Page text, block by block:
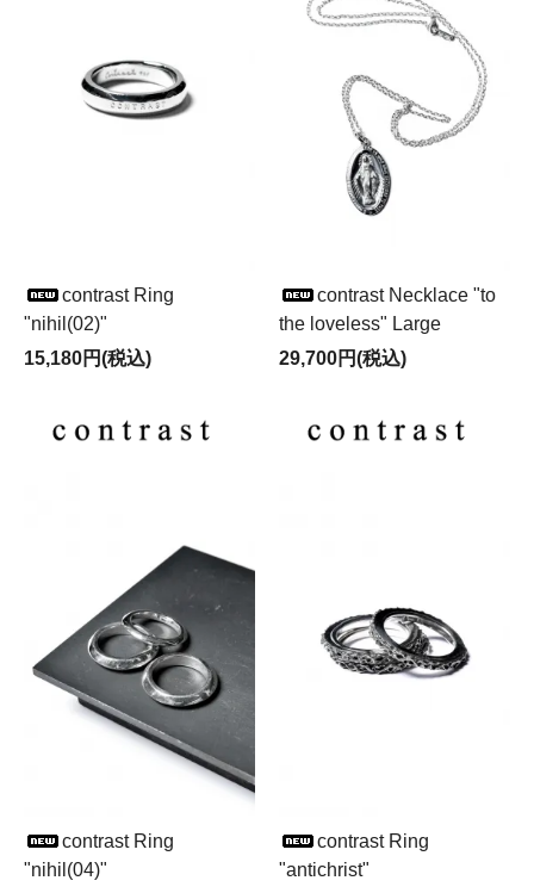
contrast Ring
"nihil(02)"
15,180円(税込)
contrast Necklace "to
the loveless" Large
29,700円(税込)
contrast Ring
"nihil(04)"
contrast Ring
"antichrist"